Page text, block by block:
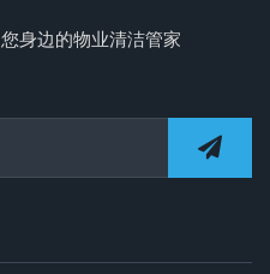
您身边的物业清洁管家